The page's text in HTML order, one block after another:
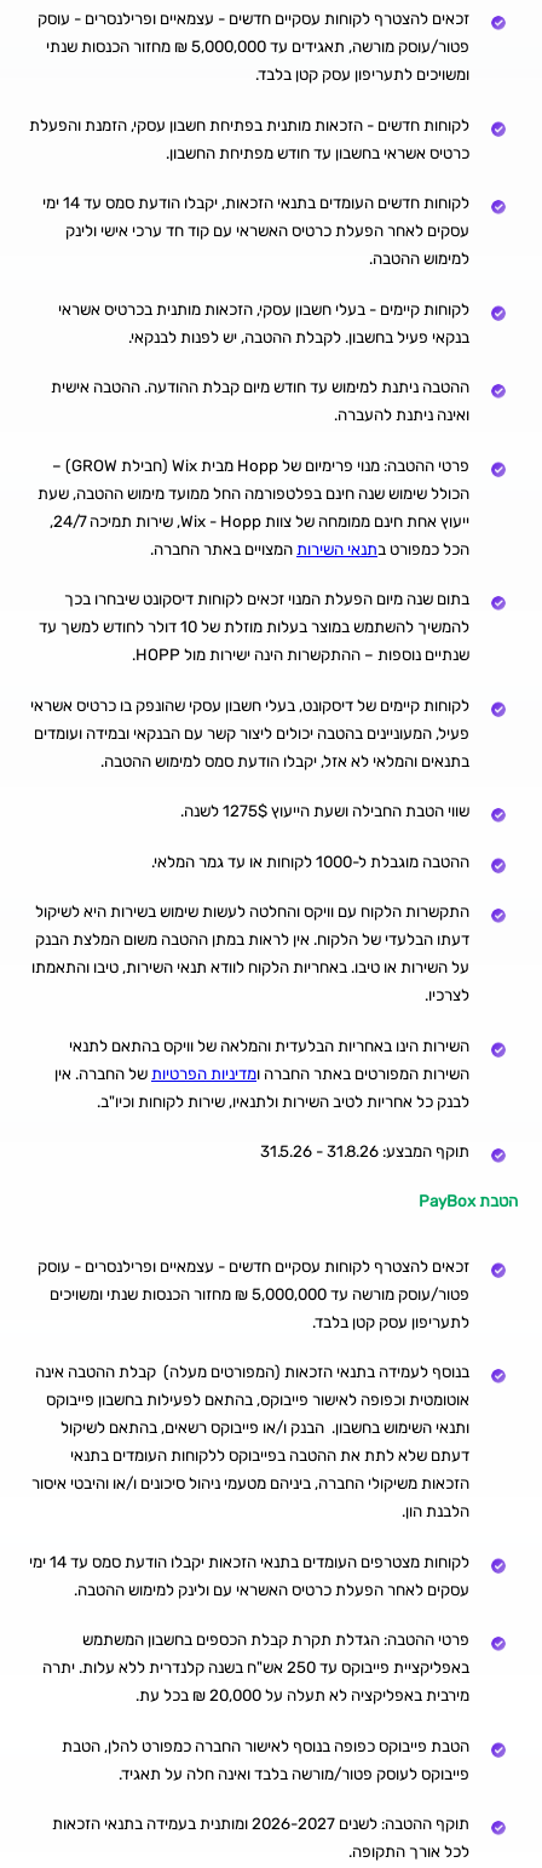
זכאים להצטרף לקוחות עסקיים חדשים - עצמאיים ופרילנסרים - עוסק
פטור/עוסק מורשה, תאגידים עד 5,000,000 ₪ מחזור הכנסות שנתי
ומשויכים לתעריפון עסק קטן בלבד.
לקוחות חדשים - הזכאות מותנית בפתיחת חשבון עסקי, הזמנת והפעלת
כרטיס אשראי בחשבון עד חודש מפתיחת החשבון.
לקוחות חדשים העומדים בתנאי הזכאות, יקבלו הודעת סמס עד 14 ימי
עסקים לאחר הפעלת כרטיס האשראי עם קוד חד ערכי אישי ולינק
למימוש ההטבה.
לקוחות קיימים - בעלי חשבון עסקי, הזכאות מותנית בכרטיס אשראי
בנקאי פעיל בחשבון. לקבלת ההטבה, יש לפנות לבנקאי.
ההטבה ניתנת למימוש עד חודש מיום קבלת ההודעה. ההטבה אישית
ואינה ניתנת להעברה.
פרטי ההטבה: מנוי פרימיום של Hopp מבית Wix (חבילת GROW) –
הכולל שימוש שנה חינם בפלטפורמה החל ממועד מימוש ההטבה, שעת
ייעוץ אחת חינם ממומחה של צוות Wix - Hopp, שירות תמיכה 24/7,
הכל כמפורט בתנאי השירות המצויים באתר החברה.
בתום שנה מיום הפעלת המנוי זכאים לקוחות דיסקונט שיבחרו בכך
להמשיך להשתמש במוצר בעלות מוזלת של 10 דולר לחודש למשך עד
שנתיים נוספות – ההתקשרות הינה ישירות מול HOPP.
לקוחות קיימים של דיסקונט, בעלי חשבון עסקי שהונפק בו כרטיס אשראי
פעיל, המעוניינים בהטבה יכולים ליצור קשר עם הבנקאי ובמידה ועומדים
בתנאים והמלאי לא אזל, יקבלו הודעת סמס למימוש ההטבה.
שווי הטבת החבילה ושעת הייעוץ 1275$ לשנה.
ההטבה מוגבלת ל-1000 לקוחות או עד גמר המלאי.
התקשרות הלקוח עם וויקס והחלטה לעשות שימוש בשירות היא לשיקול
דעתו הבלעדי של הלקוח. אין לראות במתן ההטבה משום המלצת הבנק
על השירות או טיבו. באחריות הלקוח לוודא תנאי השירות, טיבו והתאמתו
לצרכיו.
השירות הינו באחריות הבלעדית והמלאה של וויקס בהתאם לתנאי
השירות המפורטים באתר החברה ומדיניות הפרטיות של החברה. אין
לבנק כל אחריות לטיב השירות ולתנאיו, שירות לקוחות וכיו"ב.
תוקף המבצע: 31.8.26 - 31.5.26
הטבת PayBox
זכאים להצטרף לקוחות עסקיים חדשים - עצמאיים ופרילנסרים - עוסק
פטור/עוסק מורשה עד 5,000,000 ₪ מחזור הכנסות שנתי ומשויכים
לתעריפון עסק קטן בלבד.
בנוסף לעמידה בתנאי הזכאות (המפורטים מעלה) קבלת ההטבה אינה
אוטומטית וכפופה לאישור פייבוקס, בהתאם לפעילות בחשבון פייבוקס
ותנאי השימוש בחשבון. הבנק ו/או פייבוקס רשאים, בהתאם לשיקול
דעתם שלא לתת את ההטבה בפייבוקס ללקוחות העומדים בתנאי
הזכאות משיקולי החברה, ביניהם מטעמי ניהול סיכונים ו/או והיבטי איסור
הלבנת הון.
לקוחות מצטרפים העומדים בתנאי הזכאות יקבלו הודעת סמס עד 14 ימי
עסקים לאחר הפעלת כרטיס האשראי עם ולינק למימוש ההטבה.
פרטי ההטבה: הגדלת תקרת קבלת הכספים בחשבון המשתמש
באפליקציית פייבוקס עד 250 אש"ח בשנה קלנדרית ללא עלות. יתרה
מירבית באפליקציה לא תעלה על 20,000 ₪ בכל עת.
הטבת פייבוקס כפופה בנוסף לאישור החברה כמפורט להלן, הטבת
פייבוקס לעוסק פטור/מורשה בלבד ואינה חלה על תאגיד.
תוקף ההטבה: לשנים 2026-2027 ומותנית בעמידה בתנאי הזכאות
לכל אורך התקופה.